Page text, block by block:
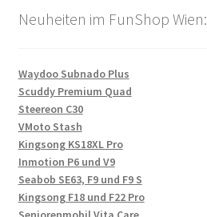
Neuheiten im FunShop Wien:
Waydoo Subnado Plus
Scuddy Premium Quad
Steereon C30
VMoto Stash
Kingsong KS18XL Pro
Inmotion P6 und V9
Seabob SE63, F9 und F9 S
Kingsong F18 und F22 Pro